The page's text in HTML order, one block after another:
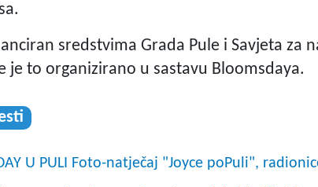
sredstvima Grada Pule i Savjeta za
je to organizirano u sastavu Bloomsdaya.
U PULI Foto-natječaj "Joyce poPuli",